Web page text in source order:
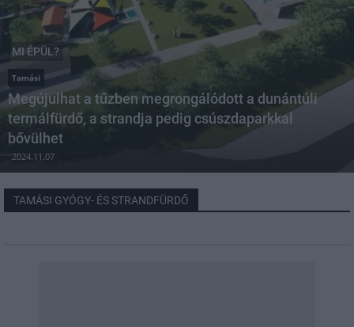
MI ÉPÜL?
Tamási
Megújulhat a tűzben megrongálódott a dunántúli
termálfürdő, a strandja pedig csúszdaparkkal
bővülhet
2024.11.07
TAMÁSI GYÓGY- ÉS STRANDFÜRDŐ